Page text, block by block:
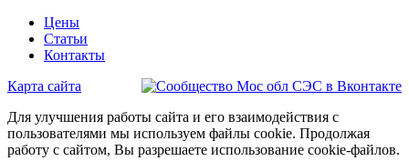
Цены
Статьи
Контакты
Карта сайта
Для улучшения работы сайта и его взаимодействия с
пользователями мы используем файлы cookie. Продолжая
работу с сайтом, Вы разрешаете использование cookie-файлов.